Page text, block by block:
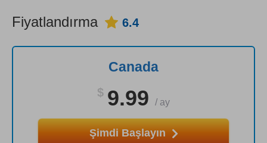
Fiyatlandırma 6.4
Canada
$ 9.99 / ay
Şimdi Başlayın